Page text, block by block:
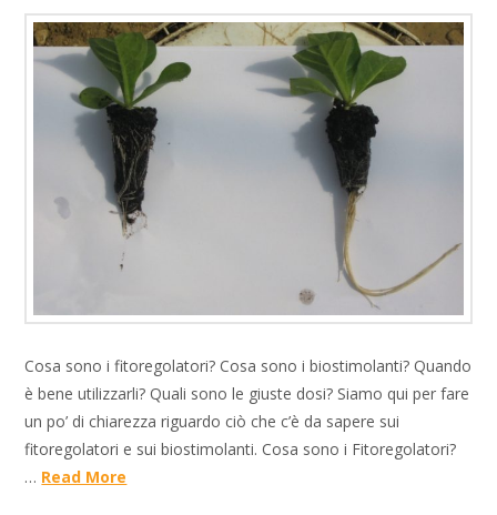
Cosa sono i fitoregolatori? Cosa sono i biostimolanti? Quando
è bene utilizzarli? Quali sono le giuste dosi? Siamo qui per fare
un po’ di chiarezza riguardo ciò che c’è da sapere sui
fitoregolatori e sui biostimolanti. Cosa sono i Fitoregolatori?
… Read More